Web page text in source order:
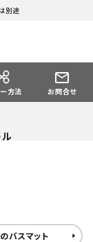
別途
方法
mail_outline
お問合せ
ル
バスマット